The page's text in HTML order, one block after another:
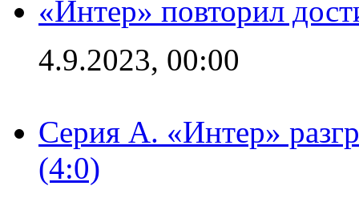
«Интер» повторил
4.9.2023, 00:00
Серия А. «Интер»
(4:0)